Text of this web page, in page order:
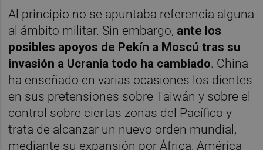
Al principio no se apuntaba referencia alguna
al ámbito militar. Sin embargo, ante los
posibles apoyos de Pekín a Moscú tras su
invasión a Ucrania todo ha cambiado. China
ha enseñado en varias ocasiones los dientes
en sus pretensiones sobre Taiwán y sobre el
control sobre ciertas zonas del Pacífico y
trata de alcanzar un nuevo orden mundial,
mediante su expansión por África, América